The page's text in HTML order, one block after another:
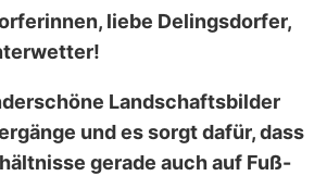
liebe Delingsdorfer,
Landschaftsbilder
und es sorgt dafür, dass
gerade auch auf Fuß-